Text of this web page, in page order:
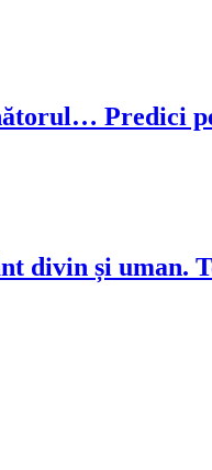
Predici
divin și uman.